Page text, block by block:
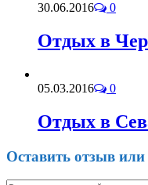
30.06.2016 0
Отдых в
05.03.2016 0
Отдых в
Оставить отзыв